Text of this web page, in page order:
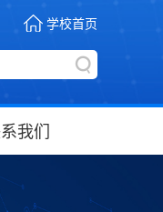
学校首页
我们